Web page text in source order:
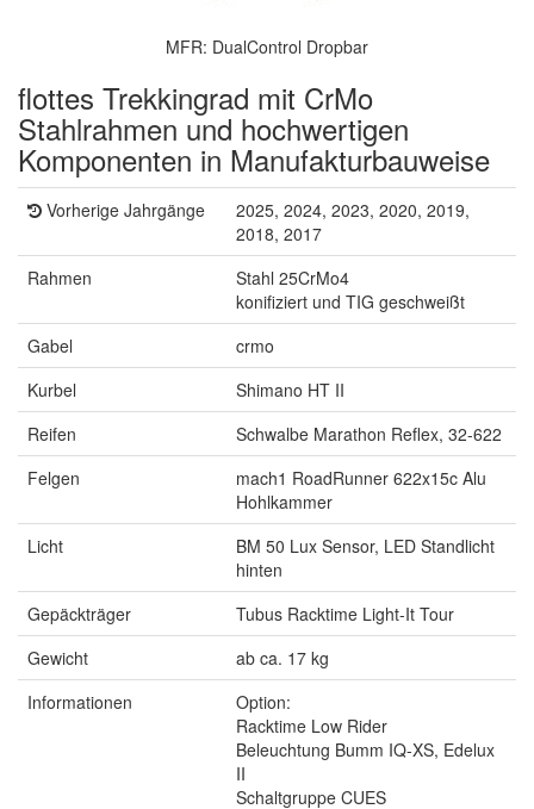
MFR: DualControl Dropbar
flottes Trekkingrad mit CrMo
Stahlrahmen und hochwertigen
Komponenten in Manufakturbauweise
Vorherige Jahrgänge
2025, 2024, 2023, 2020, 2019,
2018, 2017
Rahmen
Stahl 25CrMo4
konifiziert und TIG geschweißt
Gabel
crmo
Kurbel
Shimano HT II
Reifen
Schwalbe Marathon Reflex, 32-622
Felgen
mach1 RoadRunner 622x15c Alu
Hohlkammer
Licht
BM 50 Lux Sensor, LED Standlicht
hinten
Gepäckträger
Tubus Racktime Light-It Tour
Gewicht
ab ca. 17 kg
Informationen
Option:
Racktime Low Rider
Beleuchtung Bumm IQ-XS, Edelux
II
Schaltgruppe CUES